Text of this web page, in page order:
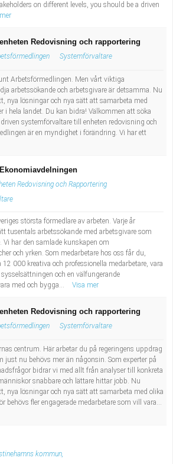
on different levels, you should be a driven
Redovisning och rapportering
Systemförvaltare
Arbetsförmedlingen. Men vårt viktiga
arbetssökande och arbetsgivare är detsamma. Nu
nya lösningar och nya sätt att samarbeta med
i hela landet. Du kan bidra! Välkommen att söka
systemförvaltare till enheten redovisning och
är en myndighet i förändring. Vi har ett
Redovisning och Rapportering
största förmedlare av arbeten. Varje år
tusentals arbetssökande med arbetsgivare som
Vi har den samlade kunskapen om
och yrken. Som medarbetare hos oss får du,
000 kreativa och professionella medarbetare, vara
och en välfungerande
med och bygga...
Visa mer
Redovisning och rapportering
Systemförvaltare
centrum. Här arbetar du på regeringens uppdrag
just nu behövs mer än någonsin. Som experter på
bidrar vi med allt från analyser till konkreta
snabbare och lättare hittar jobb. Nu
nya lösningar och nya sätt att samarbeta med olika
behövs fler engagerade medarbetare som vill vara...
kommun,